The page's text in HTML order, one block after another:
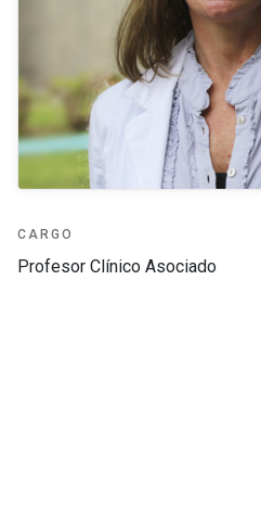
CARGO
Profesor Clínico Asociado